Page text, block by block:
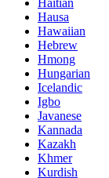
Hausa
Hawaiian
Hebrew
Hmong
Hungarian
Icelandic
Igbo
Javanese
Kannada
Kazakh
Khmer
Kurdish